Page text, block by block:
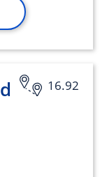
16.92